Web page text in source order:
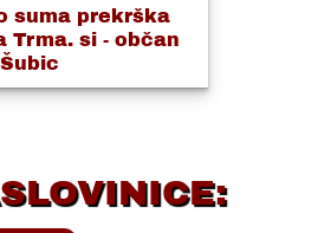
suma prekrška
Trma. si - občan